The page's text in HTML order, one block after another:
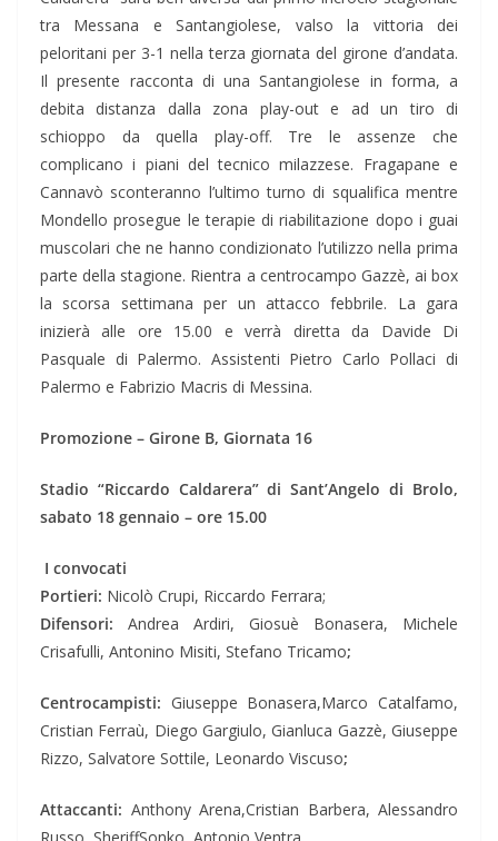
tra Messana e Santangiolese, valso la vittoria dei
peloritani per 3-1 nella terza giornata del girone d’andata.
Il presente racconta di una Santangiolese in forma, a
debita distanza dalla zona play-out e ad un tiro di
schioppo da quella play-off. Tre le assenze che
complicano i piani del tecnico milazzese. Fragapane e
Cannavò sconteranno l’ultimo turno di squalifica mentre
Mondello prosegue le terapie di riabilitazione dopo i guai
muscolari che ne hanno condizionato l’utilizzo nella prima
parte della stagione. Rientra a centrocampo Gazzè, ai box
la scorsa settimana per un attacco febbrile. La gara
inizierà alle ore 15.00 e verrà diretta da Davide Di
Pasquale di Palermo. Assistenti Pietro Carlo Pollaci di
Palermo e Fabrizio Macris di Messina.
Promozione – Girone B, Giornata 16
Stadio “Riccardo Caldarera” di Sant’Angelo di Brolo,
sabato 18 gennaio – ore 15.00
I convocati
Portieri: Nicolò Crupi, Riccardo Ferrara;
Difensori: Andrea Ardiri, Giosuè Bonasera, Michele
Crisafulli, Antonino Misiti, Stefano Tricamo;
Centrocampisti: Giuseppe Bonasera,Marco Catalfamo,
Cristian Ferraù, Diego Gargiulo, Gianluca Gazzè, Giuseppe
Rizzo, Salvatore Sottile, Leonardo Viscuso;
Attaccanti: Anthony Arena,Cristian Barbera, Alessandro